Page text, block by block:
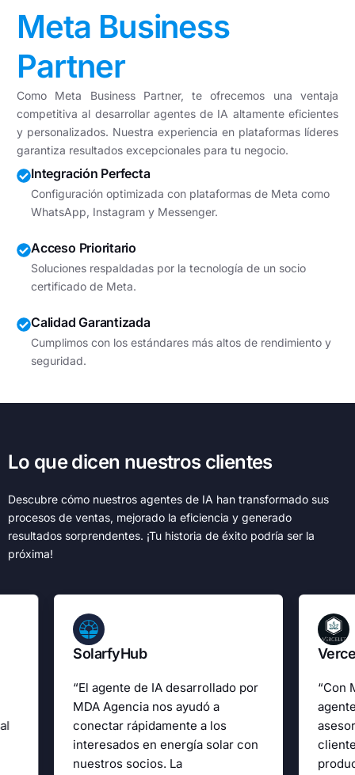
Meta Business
Partner
Como Meta Business Partner, te ofrecemos una ventaja
competitiva al desarrollar agentes de IA altamente eficientes
y personalizados. Nuestra experiencia en plataformas líderes
garantiza resultados excepcionales para tu negocio.
Integración Perfecta
Configuración optimizada con plataformas de Meta como
WhatsApp, Instagram y Messenger.
Acceso Prioritario
Soluciones respaldadas por la tecnología de un socio
certificado de Meta.
Calidad Garantizada
Cumplimos con los estándares más altos de rendimiento y
seguridad.
Lo que dicen nuestros clientes
Descubre cómo nuestros agentes de IA han transformado sus
procesos de ventas, mejorado la eficiencia y generado
resultados sorprendentes. ¡Tu historia de éxito podría ser la
próxima!
SolarfyHub
“El agente de IA desarrollado por
MDA Agencia nos ayudó a
conectar rápidamente a los
interesados en energía solar con
nuestros socios. La
“Con